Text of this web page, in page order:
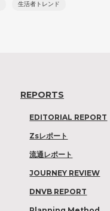
生活者トレンド
REPORTS
EDITORIAL REPORT
Zsレポート
流通レポート
JOURNEY REVIEW
DNVB REPORT